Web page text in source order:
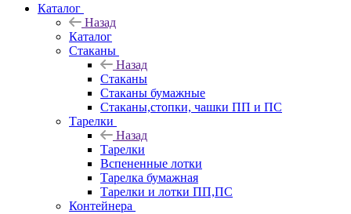
Каталог
Назад
Каталог
Стаканы
Назад
Стаканы
Стаканы бумажные
Стаканы,стопки, чашки ПП и ПС
Тарелки
Назад
Тарелки
Вспененные лотки
Тарелка бумажная
Тарелки и лотки ПП,ПС
Контейнера